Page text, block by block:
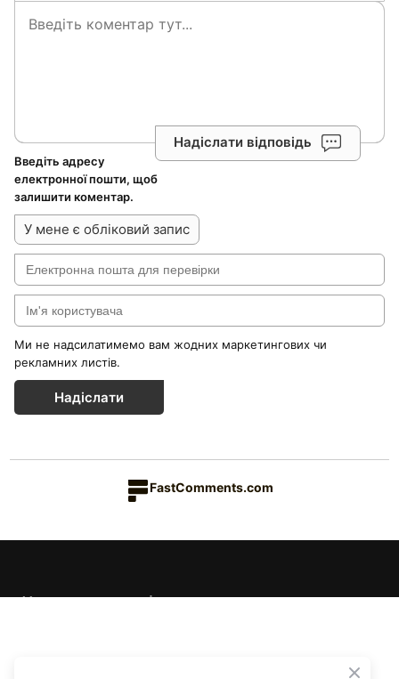
Надіслати відповідь
Введіть адресу
електронної пошти, щоб
залишити коментар.
У мене є обліковий запис
Ми не надсилатимемо вам жодних маркетингових чи
рекламних листів.
Надіслати
FastComments.com
Каталог товарів